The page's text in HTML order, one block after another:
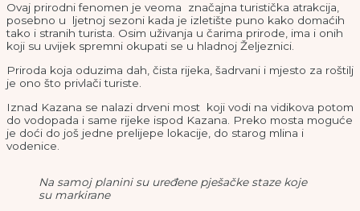
Ovaj prirodni fenomen je veoma značajna turistička atrakcija,
posebno u ljetnoj sezoni kada je izletište puno kako domaćih
tako i stranih turista. Osim uživanja u čarima prirode, ima i onih
koji su uvijek spremni okupati se u hladnoj Željeznici.
Priroda koja oduzima dah, čista rijeka, šadrvani i mjesto za roštilj
je ono što privlači turiste.
Iznad Kazana se nalazi drveni most koji vodi na vidikova potom
do vodopada i same rijeke ispod Kazana. Preko mosta moguće
je doći do još jedne prelijepe lokacije, do starog mlina i
vodenice.
Na samoj planini su uređene pješačke staze koje
su markirane